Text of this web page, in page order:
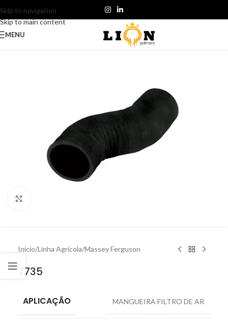
Skip to navigation
Skip to main content
MENU
Início/Linha Agrícola/Massey Ferguson
7735
APLICAÇÃO MANGUEIRA FILTRO DE AR